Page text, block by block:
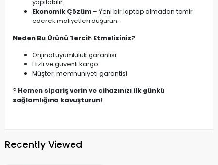
yapılabilir.
Ekonomik Çözüm – Yeni bir laptop almadan tamir
ederek maliyetleri düşürün.
Neden Bu Ürünü Tercih Etmelisiniz?
Orijinal uyumluluk garantisi
Hızlı ve güvenli kargo
Müşteri memnuniyeti garantisi
? Hemen sipariş verin ve cihazınızı ilk günkü
sağlamlığına kavuşturun!
Recently Viewed